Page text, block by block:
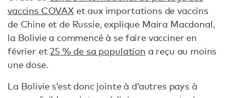
vaccins COVAXet aux importations de vaccins
de Chine et de Russie, explique Maira Macdonal,
la Bolivie a commencé à se faire vacciner en
février et 25 % de sa population a reçu au moins
une dose.
La Bolivie s’est donc jointe à d’autres pays à